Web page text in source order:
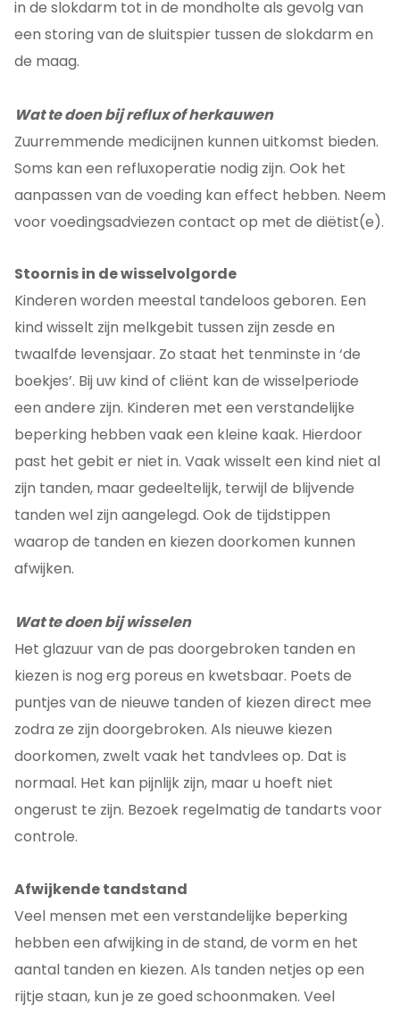
in de slokdarm tot in de mondholte als gevolg van
een storing van de sluitspier tussen de slokdarm en
de maag.
Wat te doen bij reflux of herkauwen
Zuurremmende medicijnen kunnen uitkomst bieden.
Soms kan een refluxoperatie nodig zijn. Ook het
aanpassen van de voeding kan effect hebben. Neem
voor voedingsadviezen contact op met de diëtist(e).
Stoornis in de wisselvolgorde
Kinderen worden meestal tandeloos geboren. Een
kind wisselt zijn melkgebit tussen zijn zesde en
twaalfde levensjaar. Zo staat het tenminste in ‘de
boekjes’. Bij uw kind of cliënt kan de wisselperiode
een andere zijn. Kinderen met een verstandelijke
beperking hebben vaak een kleine kaak. Hierdoor
past het gebit er niet in. Vaak wisselt een kind niet al
zijn tanden, maar gedeeltelijk, terwijl de blijvende
tanden wel zijn aangelegd. Ook de tijdstippen
waarop de tanden en kiezen doorkomen kunnen
afwijken.
Wat te doen bij wisselen
Het glazuur van de pas doorgebroken tanden en
kiezen is nog erg poreus en kwetsbaar. Poets de
puntjes van de nieuwe tanden of kiezen direct mee
zodra ze zijn doorgebroken. Als nieuwe kiezen
doorkomen, zwelt vaak het tandvlees op. Dat is
normaal. Het kan pijnlijk zijn, maar u hoeft niet
ongerust te zijn. Bezoek regelmatig de tandarts voor
controle.
Afwijkende tandstand
Veel mensen met een verstandelijke beperking
hebben een afwijking in de stand, de vorm en het
aantal tanden en kiezen. Als tanden netjes op een
rijtje staan, kun je ze goed schoonmaken. Veel